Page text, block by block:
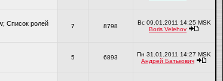
Список ролей
7 8798
Вс 09.01.2011 14:25 MSK
Boris Velehov
5 6893
Пн 31.01.2011 14:27 MSK
Андрей Батькович